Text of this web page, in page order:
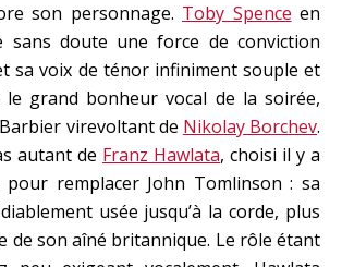
son personnage. Toby Spence en
sans doute une force de conviction
sa voix de ténor infiniment souple et
grand bonheur vocal de la soirée,
virevoltant de Nikolay Borchev.
autant de Franz Hawlata, choisi il y a
pour remplacer John Tomlinson : sa
usée jusqu’à la corde, plus
de son aîné britannique. Le rôle étant